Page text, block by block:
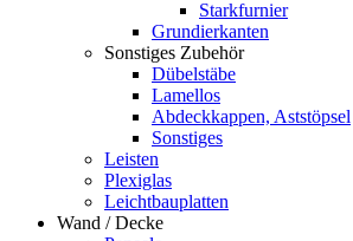
Starkfurnier
Grundierkanten
Sonstiges Zubehör
Dübelstäbe
Lamellos
Abdeckkappen, Aststöpsel
Sonstiges
Leisten
Plexiglas
Leichtbauplatten
Wand / Decke